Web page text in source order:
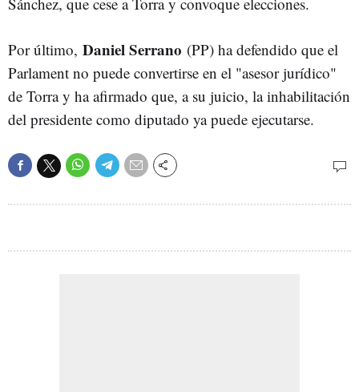
Por último, Daniel Serrano (PP) ha defendido que el
Parlament no puede convertirse en el "asesor jurídico"
de Torra y ha afirmado que, a su juicio, la inhabilitación
del presidente como diputado ya puede ejecutarse.